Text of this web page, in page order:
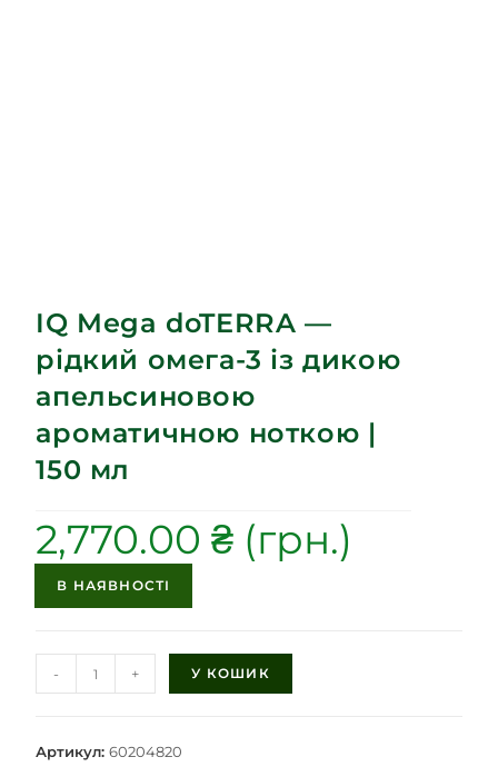
IQ Mega doTERRA —
рідкий омега-3 із дикою
апельсиновою
ароматичною ноткою |
150 мл
2,770.00₴
В НАЯВНОСТІ
- + У КОШИК
Артикул:60204820